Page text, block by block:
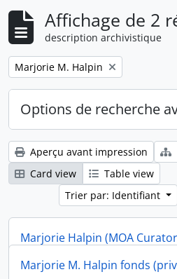
Affichage de 2
description archivistique
Remove filter:
Marjorie M. Halpin
Options de recherche
Aperçu avant impression
Card view
Table view
Trier par: Identifiant
Marjorie Halpin (MOA
Marjorie M. Halpin fonds